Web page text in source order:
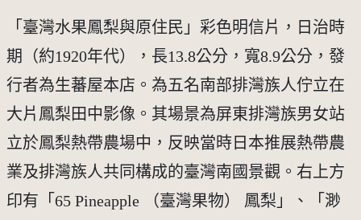
「臺灣水果鳳梨與原住民」彩色明信片，日治時
期（約1920年代），長13.8公分，寬8.9公分，發
行者為生蕃屋本店。為五名南部排灣族人佇立在
大片鳳梨田中影像。其場景為屏東排灣族男女站
立於鳳梨熱帶農場中，反映當時日本推展熱帶農
業及排灣族人共同構成的臺灣南國景觀。右上方
印有「65 Pineapple （臺灣果物） 鳳梨」、「渺